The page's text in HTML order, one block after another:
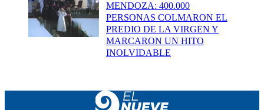
MENDOZA: 400.000
PERSONAS COLMARON EL
PREDIO DE LA VIRGEN Y
MARCARON UN HITO
INOLVIDABLE